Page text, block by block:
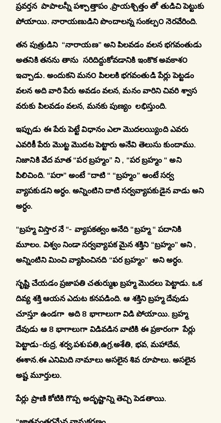
ప్రవర్తన పాపాలన్నీ పశ్చాత్తాపం ,ప్రాయశ్చిత్తం తో తుడిచి పెట్టుకు
పోయాయి. నారాయణుడిని పొందాలన్న సంకల్ప౦ నెరవేరింది.
తన పుత్రుడిని “నారాయణ” అని పిలవడం వలన భగవంతుడు
అతనికి తనను తాను సరిదిద్దుకోవడానికి ఇంకొక అవకాశ౦
ఇచ్చాడు. అందుకని మన౦ పిలలకి భగవంతుడి పేర్లు పెట్టడం
వలన అది వారి పేరు అవడం వలన, మనం వారిని చివరి శ్వాస
వరుకు పిలవడం వలన, మనకు పుణ్యం లభిస్తుంది.
ఇప్పుడు ఈ పేరు పెట్టే విధానం ఎలా మొదలయ్యింది ఎవరు
ఎవరికీ పేరు మొట్ట మొదట పెట్టారు అనేవి తెలుసు కుందాము.
నిజానికి వేద మాత “పర బ్రహ్మం” ని , “పర బ్రహ్మం “ అని
పిలిచింది. “పరా” అంటే “దాటి “ “బ్రహ్మం” అంటే సర్వ
వ్యాపకుడని అర్ధం. అన్నింటిని దాటి సర్వవ్యాపకుడైన వాడు అని
అర్ధం.
“బ్రహ్మ విస్తార నే “- వ్యాపకత్వం అనేది “బ్రహ్మ “ పదానికి
మూలం. విశ్వం నిండా సర్వవ్యాపక మైన శక్తిని “బ్రహ్మం” అని ,
అన్నింటిని మించి వ్యాపించినది “పర బ్రహ్మం” అని అర్ధం.
సృష్టి చేయడం ప్రజాపతి చతుర్ముఖ బ్రహ్మ మొదలు పెట్టాడు. ఒక
దివ్య శక్తి ఆయన ఎదుట కనపడింది. ఆ శక్తిని బ్రహ్మ దేవుడు
చూస్తూ ఉండగా అది 8 భాగాలుగా విడి పోయాయి. బ్రహ్మ
దేవుడు ఆ 8 భాగాలుగా విడివడిన వాటికి ఈ ప్రకారంగా పేర్లు
పెట్టాడు-రుద్ర, శర్వ,పశుపతి,ఉగ్ర,అశేతి, భవ, మహాదేవ,
ఈశాన.ఈ ఎనిమిది నామాలు అసలైన శివ రూపాలు. అసలైన
అష్ట మూర్తులు.
పేర్లు ప్రాణి కోటికి గొప్ప అదృష్టాన్ని తెచ్చి పెడతాయి.